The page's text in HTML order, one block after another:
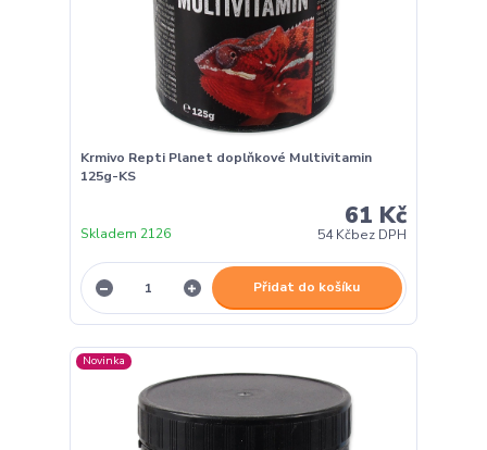
Krmivo Repti Planet doplňkové Multivitamin
125g-KS
61 Kč
54 Kčbez DPH
Skladem 2126
Přidat do košíku
Novinka